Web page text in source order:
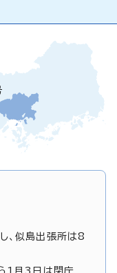
、似島出張所は8
1月3日は閉庁